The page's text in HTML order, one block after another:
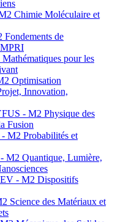
Chimie Moléculaire et
de
pour les
Optimisation
Innovation,
- M2 Physique des
Fusion
M2 Probabilités et
M2 Quantique, Lumière,
- M2 Dispositifs
Science des Matériaux et